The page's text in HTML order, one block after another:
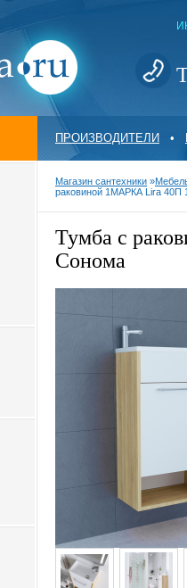
ПРОИЗВОДИТЕЛИ •
Магазин сантехники »
раковиной 1МАРКА Lira 40П
Тумба с
Сонома